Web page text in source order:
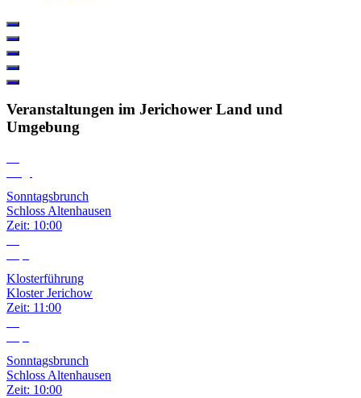
Veranstaltungen im Jerichower Land und
Umgebung
Sonntagsbrunch
Schloss Altenhausen
Zeit: 10:00
Klosterführung
Kloster Jerichow
Zeit: 11:00
Sonntagsbrunch
Schloss Altenhausen
Zeit: 10:00